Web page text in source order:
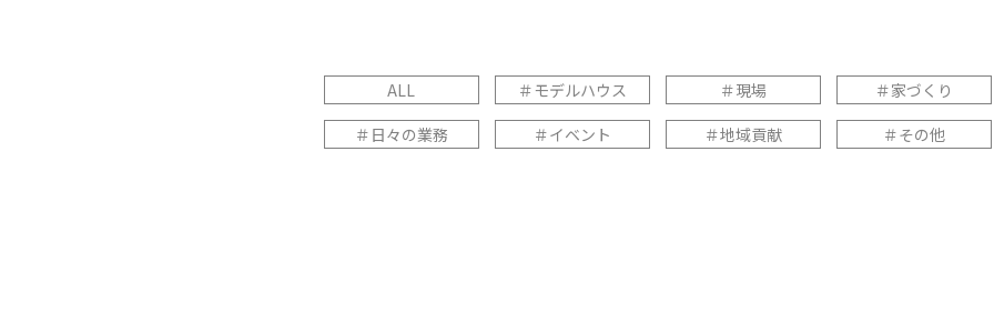
ALL ＃モデルハウス ＃現場 ＃家づくり
＃日々の業務
＃イベント ＃地域貢献 ＃その他